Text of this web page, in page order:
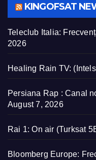
KINGOFSAT
Teleclub Italia:
2026
Healing Rain TV:
Persiana Rap : Canal
August 7, 2026
Rai 1: On air (Turksat
Bloomberg Europe: